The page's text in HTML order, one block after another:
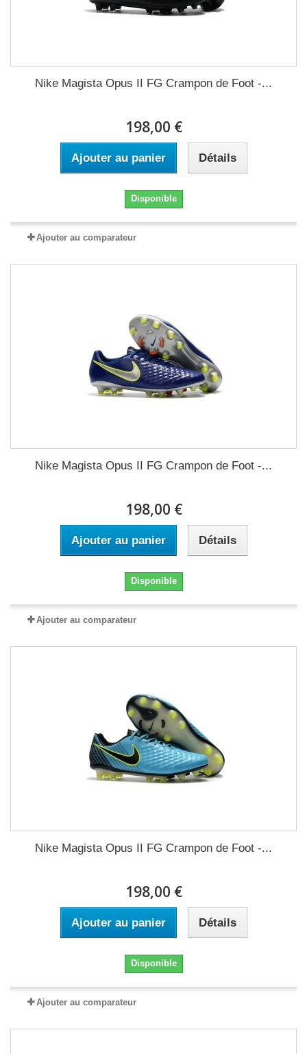
Nike Magista Opus II FG Crampon de Foot -...
198,00 €
Ajouter au panier Détails
Disponible
Ajouter au comparateur
Nike Magista Opus II FG Crampon de Foot -...
198,00 €
Ajouter au panier Détails
Disponible
Ajouter au comparateur
Nike Magista Opus II FG Crampon de Foot -...
198,00 €
Ajouter au panier Détails
Disponible
Ajouter au comparateur